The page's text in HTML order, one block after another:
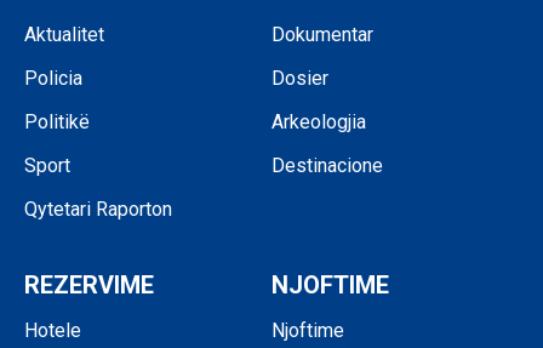
Aktualitet
Policia
Politikë
Sport
Qytetari Raporton
Dokumentar
Dosier
Arkeologjia
Destinacione
REZERVIME
Hotele
NJOFTIME
Njoftime